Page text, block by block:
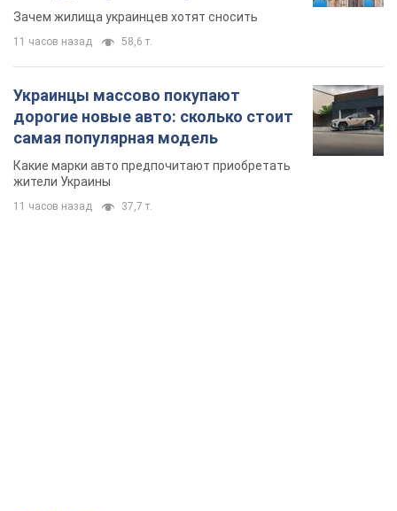
сносе домов
Зачем жилища украинцев хотят сносить
11 часов назад 58,6 т.
Украинцы массово покупают
дорогие новые авто: сколько стоит
самая популярная модель
Какие марки авто предпочитают приобретать
жители Украины
11 часов назад 37,7 т.